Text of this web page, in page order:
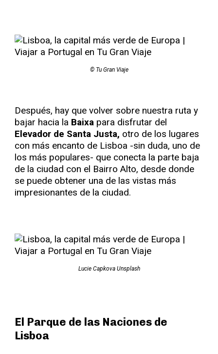
© Tu Gran Viaje
Después, hay que volver sobre nuestra ruta y
bajar hacia la Baixa para disfrutar del
Elevador de Santa Justa, otro de los lugares
con más encanto de Lisboa -sin duda, uno de
los más populares- que conecta la parte baja
de la ciudad con el Bairro Alto, desde donde
se puede obtener una de las vistas más
impresionantes de la ciudad.
Lucie Capkova Unsplash
El Parque de las Naciones de
Lisboa